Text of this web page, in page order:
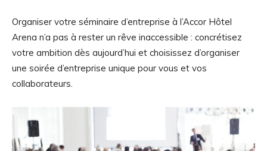
Organiser votre séminaire d’entreprise à l’Accor Hôtel
Arena n’a pas à rester un rêve inaccessible : concrétisez
votre ambition dès aujourd’hui et choisissez d’organiser
une soirée d’entreprise unique pour vous et vos
collaborateurs.